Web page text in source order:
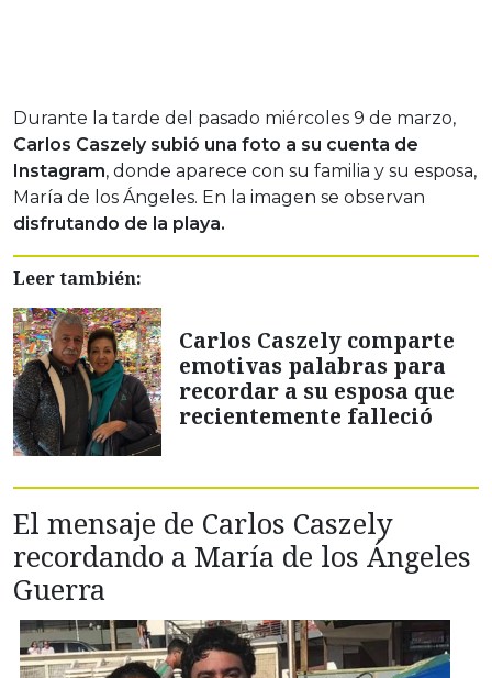
Durante la tarde del pasado miércoles 9 de marzo,
Carlos Caszely subió una foto a su cuenta de
Instagram, donde aparece con su familia y su esposa,
María de los Ángeles. En la imagen se observan
disfrutando de la playa.
Leer también:
Carlos Caszely comparte
emotivas palabras para
recordar a su esposa que
recientemente falleció
El mensaje de Carlos Caszely
recordando a María de los Ángeles
Guerra